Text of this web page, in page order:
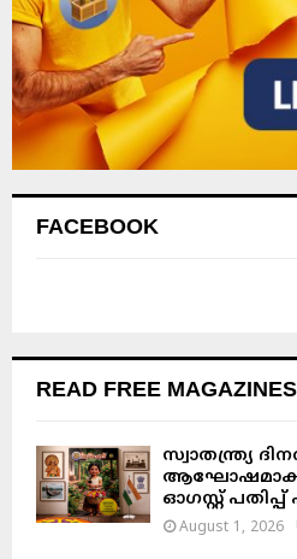
FACEBOOK
READ FREE MAGAZINES
സ്വാതന്ത്ര്യ
ഓഗസ്റ്റ്
August 1, 2026